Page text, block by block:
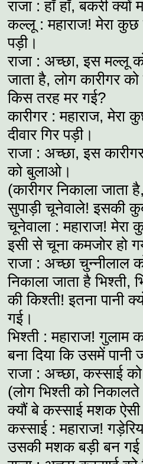
राजा : हाँ हाँ, बकरी
कल्लू : महाराज! मेरा कुछ
पड़ी।
राजा : अच्छा, इस मल्लू
जाता है, लोग कारीगर
किस तरह मर गई?
कारीगर : महाराज, मेरा
दीवार गिर पड़ी।
राजा : अच्छा, इस
को बुलाओ।
(कारीगर निकाला
सुपाड़ी चूनेवाले! इसकी
चूनेवाला : महाराज! मेरा
इसी से चूना कमजोर हो
राजा : अच्छा चुन्नीलाल
निकाला जाता है भिश्ती,
की किश्ती! इतना पानी
गई।
भिश्ती : महाराज!
बना दिया कि उसमें
राजा : अच्छा, कस्साई
(लोग भिश्ती को
क्यौं बे कस्साई मशक ऐसी
कस्साई : महाराज!
उसकी मशक बड़ी बन